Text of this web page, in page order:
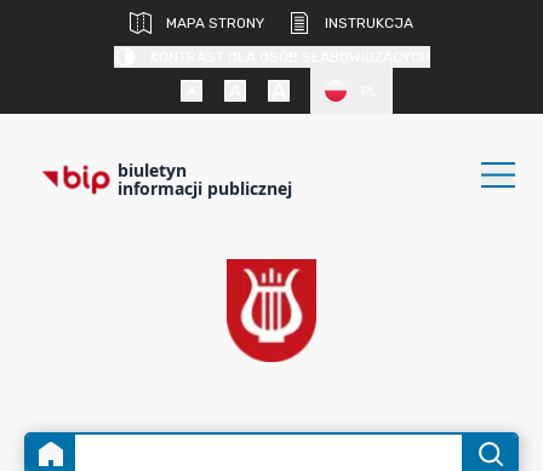
MAPA STRONY
INSTRUKCJA
biuletyn
informacji publicznej